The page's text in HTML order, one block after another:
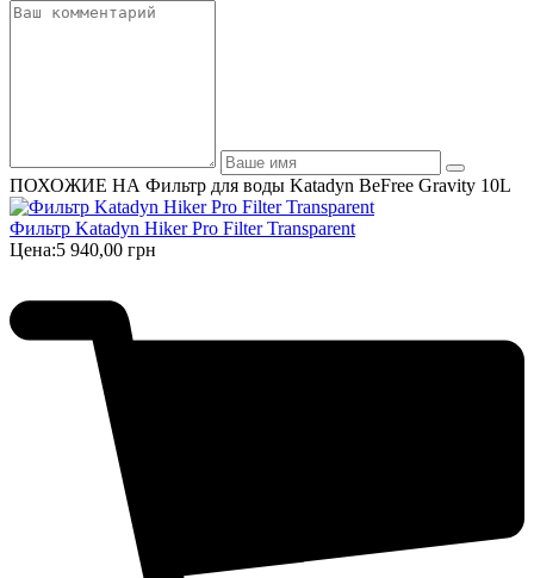
ПОХОЖИЕ НА Фильтр для воды Katadyn BeFree Gravity 10L
Фильтр Katadyn Hiker Pro Filter Transparent
Цена:5 940,00 грн